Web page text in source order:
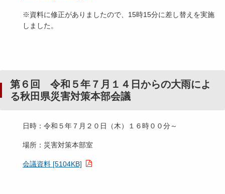
※資料に修正がありましたので、15時15分に差し替えを実施
しました。
第６回 令和５年７月１４日からの大雨によ
る秋田県災害対策本部会議
日時：令和５年７月２０日（木）１６時００分～
場所：災害対策本部室
会議資料 [5104KB]